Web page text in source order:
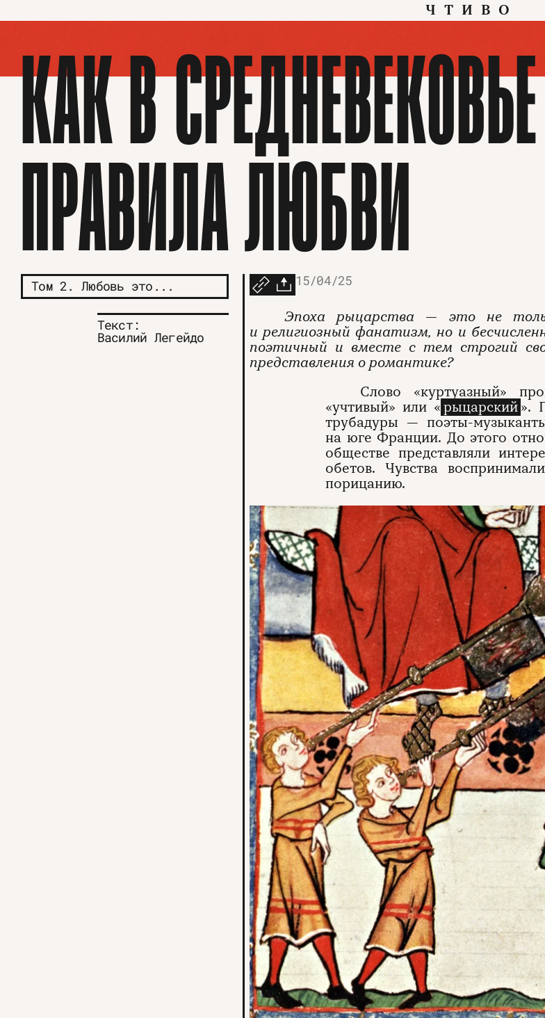
ЧТИВО
КАК В
ПРАВИЛА ЛЮБВИ
Том 2. Любовь это...
Текст:
Василий Легейдо
15/04/25
Эпоха рыцарства — это не
и религиозный фанатизм, но и
поэтичный и вместе с тем строгий
представления о романтике?
Слово «куртуазный»
«учтивый» или « рыцарский ».
трубадуры — поэты-
на юге Франции. До этого
обществе представляли
обетов. Чувства
порицанию.